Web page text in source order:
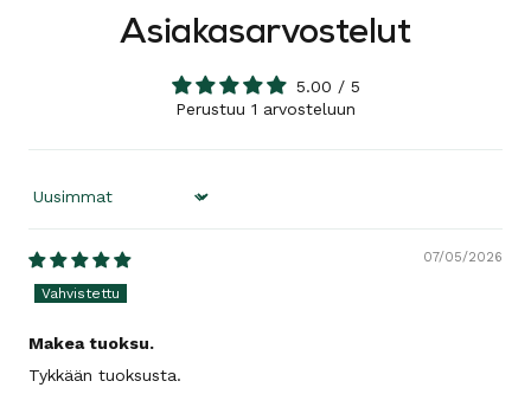
Asiakasarvostelut
5.00 / 5
Perustuu 1 arvosteluun
Sort by
07/05/2026
Makea tuoksu.
Tykkään tuoksusta.